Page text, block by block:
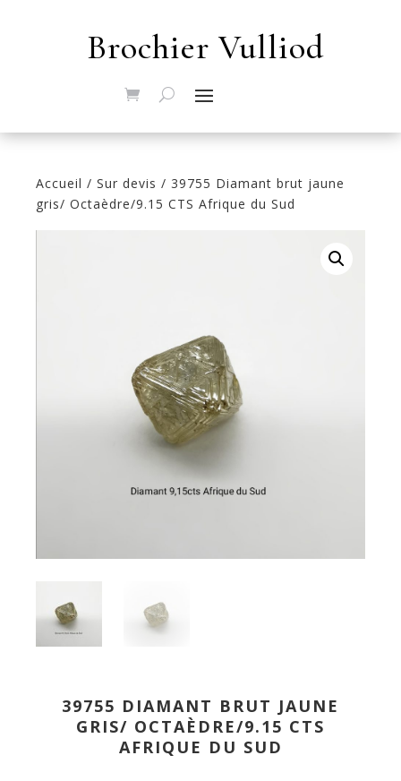
Brochier Vulliod
Accueil / Sur devis / 39755 Diamant brut jaune
gris/ Octaèdre/9.15 CTS Afrique du Sud
39755 DIAMANT BRUT JAUNE
GRIS/ OCTAÈDRE/9.15 CTS
AFRIQUE DU SUD